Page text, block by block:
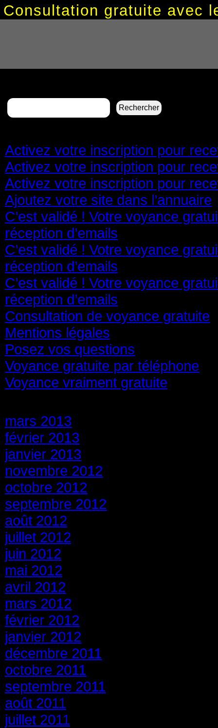
Consultation gratuite avec
Rechercher :
Activez votre inscription pour
Activez votre inscription pour
Activez votre inscription pour
Ajoutez votre site dans l’annuaire
C’est validé ! Votre voyance
réception d’emails
C’est validé ! Votre voyance
réception d’emails
C’est validé ! Votre voyance
réception d’emails
Consultation de voyance gratuite
Mentions légales
Posez vos questions
Voyance gratuite par téléphone
Voyance vraiment gratuite
mars 2013
février 2013
janvier 2013
novembre 2012
octobre 2012
septembre 2012
août 2012
juillet 2012
juin 2012
mai 2012
avril 2012
mars 2012
février 2012
janvier 2012
décembre 2011
octobre 2011
septembre 2011
août 2011
juillet 2011